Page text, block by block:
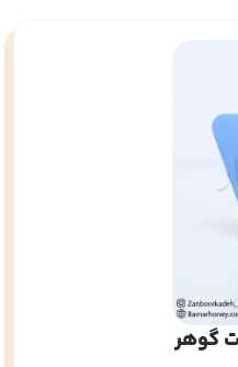
گوهر